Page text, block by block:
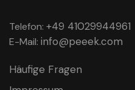
Telefon: +49 41029944961
E-Mail: info@peeek.com
Häufige Fragen